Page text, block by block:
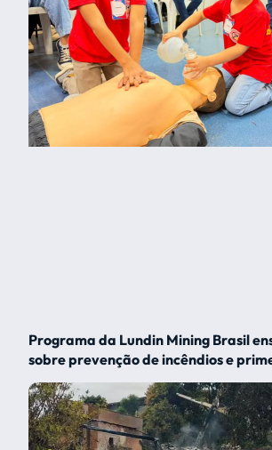
Programa da Lundin Mining Brasil
sobre prevenção de incêndios e